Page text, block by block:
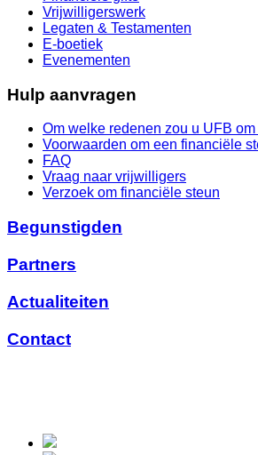
Vrijwilligerswerk
Legaten & Testamenten
E-boetiek
Evenementen
Hulp aanvragen
Om welke redenen zou u UFB
Voorwaarden om een financiële
FAQ
Vraag naar vrijwilligers
Verzoek om financiële steun
Begunstigden
Partners
Actualiteiten
Contact